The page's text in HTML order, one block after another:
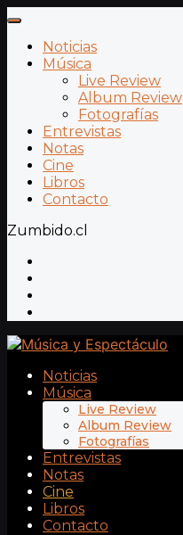
Noticias
Música
Live Review
Album Review
Fotografías
Entrevistas
Notas
Cine
Libros
Contacto
Zumbido.cl
Noticias
Música
Live Review
Album Review
Fotografías
Entrevistas
Notas
Cine
Libros
Contacto